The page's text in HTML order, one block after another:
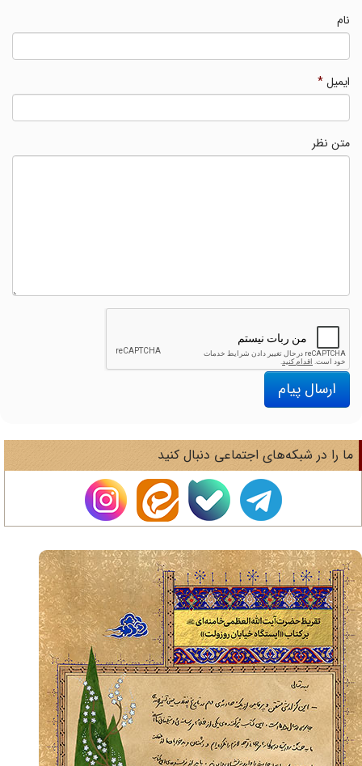
ایمیل*
متن نظر
ارسال پیام
را در شبکه‌های اجتماعی دنبال کنید